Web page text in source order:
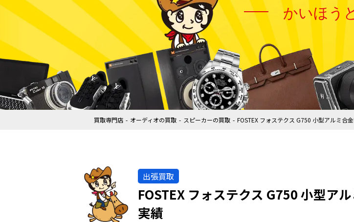
かいほう
買取専門店 オーディオの買取 スピーカーの買取 FOSTEX フォステクス G750 小型アルミ合
出張買取
FOSTEX フォステクス G750 小型ア
実績